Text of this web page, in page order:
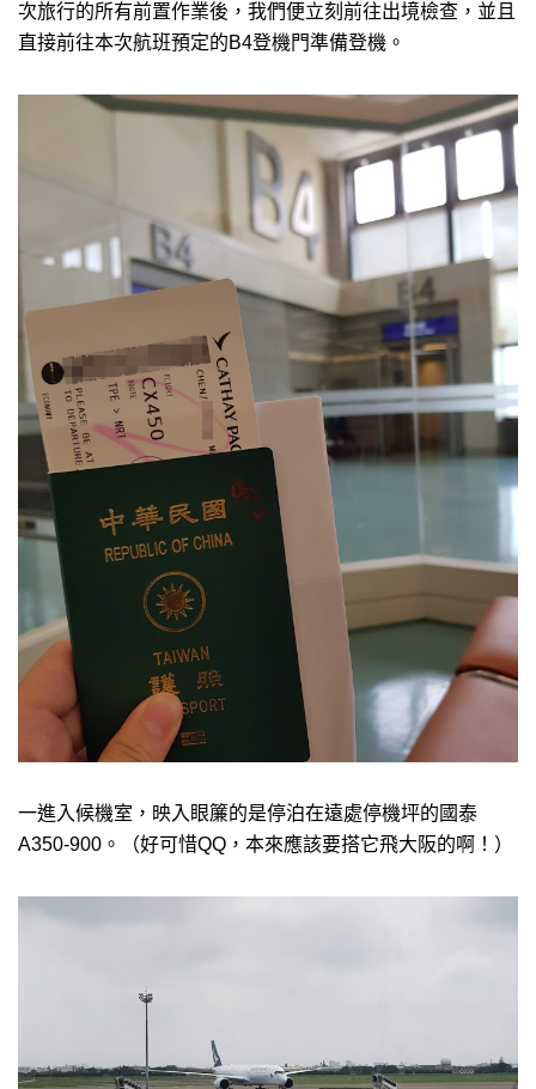
次旅行的所有前置作業後，我們便立刻前往出境檢查，並且
直接前往本次航班預定的B4登機門準備登機。
一進入候機室，映入眼簾的是停泊在遠處停機坪的國泰
A350-900。（好可惜QQ，本來應該要搭它飛大阪的啊！）